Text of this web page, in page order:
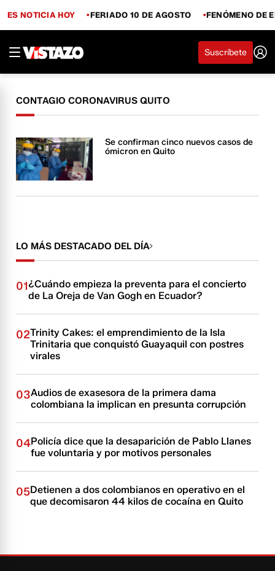
ES NOTICIA HOY FERIADO 10 DE AGOSTO FENÓMENO DE
Suscríbete
CONTAGIO CORONAVIRUS QUITO
Se confirman cinco nuevos casos de
ómicron en Quito
LO MÁS DESTACADO DEL DÍA
01¿Cuándo empieza la preventa para el concierto
de La Oreja de Van Gogh en Ecuador?
02Trinity Cakes: el emprendimiento de la Isla
Trinitaria que conquistó Guayaquil con postres
virales
03Audios de exasesora de la primera dama
colombiana la implican en presunta corrupción
04Policía dice que la desaparición de Pablo Llanes
fue voluntaria y por motivos personales
05Detienen a dos colombianos en operativo en el
que decomisaron 44 kilos de cocaína en Quito